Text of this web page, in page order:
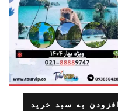
افزودن به سبد خرید